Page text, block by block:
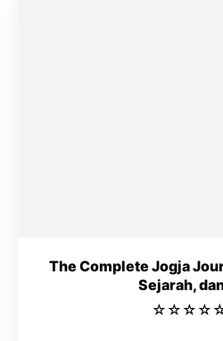
The Complete Jogja
Sejarah,
☆ ☆ ☆ ☆